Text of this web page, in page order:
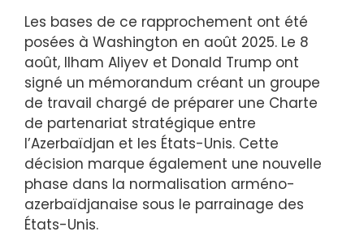
Les bases de ce rapprochement ont été
posées à Washington en août 2025. Le 8
août, Ilham Aliyev et Donald Trump ont
signé un mémorandum créant un groupe
de travail chargé de préparer une Charte
de partenariat stratégique entre
l’Azerbaïdjan et les États-Unis. Cette
décision marque également une nouvelle
phase dans la normalisation arméno-
azerbaïdjanaise sous le parrainage des
États-Unis.